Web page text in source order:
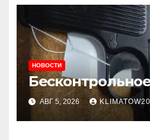
НОВОСТИ
АВГ 5, 2026